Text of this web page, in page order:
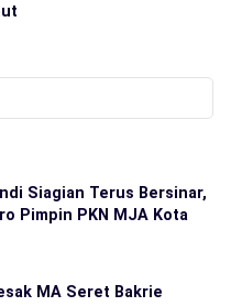
Siagian Terus Bersinar,
Pimpin PKN MJA Kota
MA Seret Bakrie